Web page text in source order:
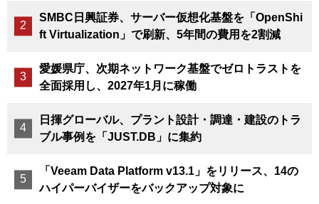
SMBC日興証券、サーバー仮想化基盤を「OpenShi
ft Virtualization」で刷新、5年間の費用を2割減
愛媛県庁、次期ネットワーク基盤でゼロトラストを
全面採用し、2027年1月に稼働
日揮グローバル、プラント設計・調達・建設のトラ
ブル事例を「JUST.DB」に集約
「Veeam Data Platform v13.1」をリリース、14の
ハイパーバイザーをバックアップ対象に